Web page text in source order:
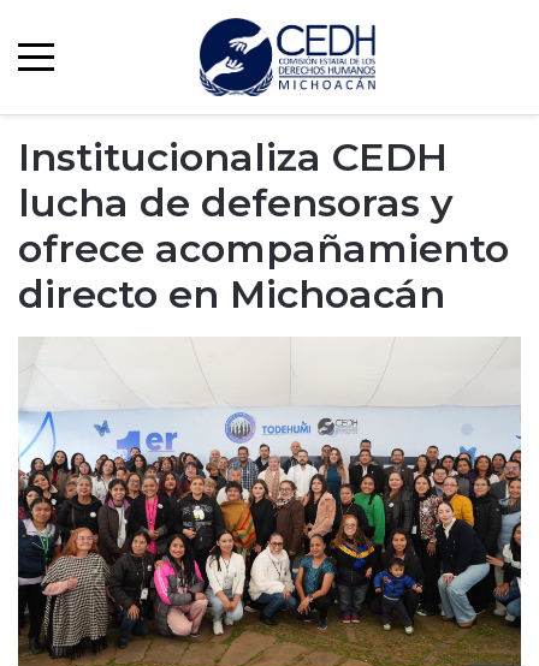
Institucionaliza CEDH
lucha de defensoras y
ofrece acompañamiento
directo en Michoacán